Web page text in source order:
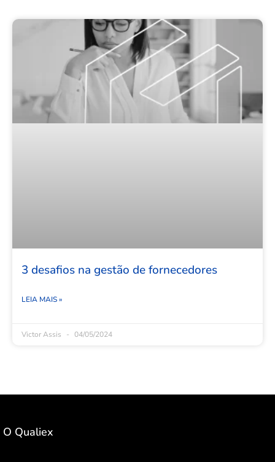
3 desafios na gestão de fornecedores
LEIA MAIS »
Victor Assis 04/05/2024
O Qualiex